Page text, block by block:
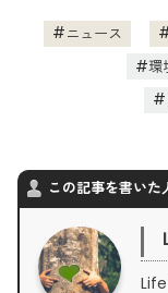
ニュース
環
この記事を書いた